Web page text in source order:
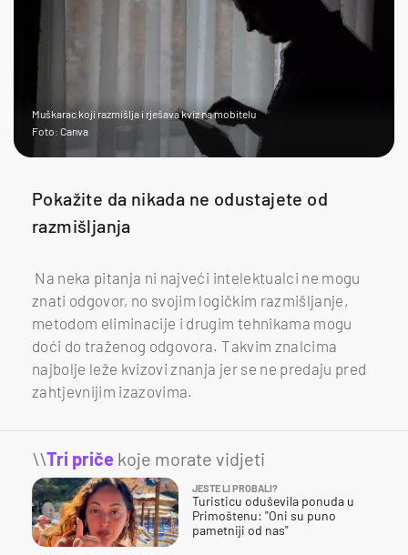
Muškarac koji razmišlja i rješava kviz na mobitelu
Foto: Canva
Pokažite da nikada ne odustajete od
razmišljanja
Na neka pitanja ni najveći intelektualci ne mogu
znati odgovor, no svojim logičkim razmišljanje,
metodom eliminacije i drugim tehnikama mogu
doći do traženog odgovora. Takvim znalcima
najbolje leže kvizovi znanja jer se ne predaju pred
zahtjevnijim izazovima.
\\Tri priče koje morate vidjeti
JESTE LI PROBALI?
Turisticu oduševila ponuda u
Primoštenu: "Oni su puno
pametniji od nas"